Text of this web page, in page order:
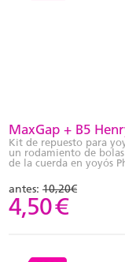
MaxGap + B5
Kit de repuesto para
un rodamiento de
de la cuerda en yoyós
antes: 10,20€
4,50€